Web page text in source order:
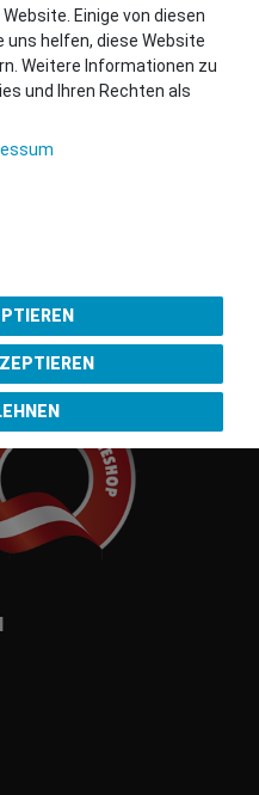
Team
Einige von diesen
uns helfen, diese Website
Weitere Informationen zu
und Ihren Rechten als